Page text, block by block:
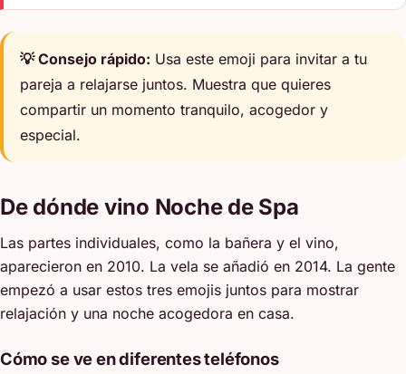
💡 Consejo rápido: Usa este emoji para invitar a tu
pareja a relajarse juntos. Muestra que quieres
compartir un momento tranquilo, acogedor y
especial.
De dónde vino Noche de Spa
Las partes individuales, como la bañera y el vino,
aparecieron en 2010. La vela se añadió en 2014. La gente
empezó a usar estos tres emojis juntos para mostrar
relajación y una noche acogedora en casa.
Cómo se ve en diferentes teléfonos